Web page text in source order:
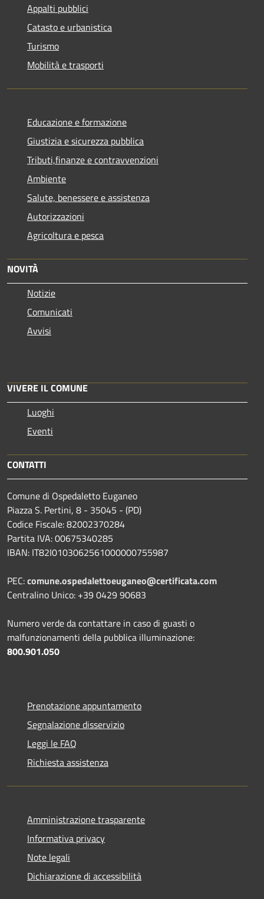
Appalti pubblici
Catasto e urbanistica
Turismo
Mobilità e trasporti
Educazione e formazione
Giustizia e sicurezza pubblica
Tributi,finanze e contravvenzioni
Ambiente
Salute, benessere e assistenza
Autorizzazioni
Agricoltura e pesca
NOVITÀ
Notizie
Comunicati
Avvisi
VIVERE IL COMUNE
Luoghi
Eventi
CONTATTI
Comune di Ospedaletto Euganeo
Piazza S. Pertini, 8 - 35045 - (PD)
Codice Fiscale: 82002370284
Partita IVA: 00675340285
IBAN: IT82I0103062561000000755987
PEC:comune.ospedalettoeuganeo@certificata.com
Centralino Unico: +39 0429 90683
Numero verde da contattare in caso di guasti o
malfunzionamenti della pubblica illuminazione:
800.901.050
Prenotazione appuntamento
Segnalazione disservizio
Leggi le FAQ
Richiesta assistenza
Amministrazione trasparente
Informativa privacy
Note legali
Dichiarazione di accessibilità